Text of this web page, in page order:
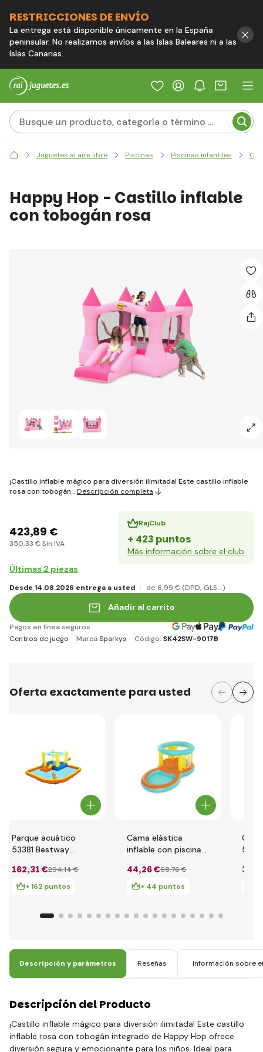
RESTRICCIONES DE ENVÍO
La entrega está disponible únicamente en la España
peninsular. No realizamos envíos a las Islas Baleares ni a las
Islas Canarias.
Juguetes al aire libre Piscinas Piscinas infantiles
Happy Hop - Castillo inflable
con tobogán rosa
¡Castillo inflable mágico para diversión ilimitada! Este castillo inflable
rosa con tobogán… Descripción completa
423,89 €
350,33 € Sin IVA
RajClub
+ 423 puntos
Más información sobre el club
Últimas 2 piezas
Desde 14.08.2026 entrega a usted de 6,99 € (DPD, GLS...)
Añadir al carrito
Pagos en línea seguros
Centros de juego
MarcaSparkys Código: SK42SW-9017B
Oferta exactamente para usted
Parque acuático
53381 Bestway
3.40m x 1.52m
Beach Bounce
162,31 €294,14 €
+ 162 puntos
Cama elástica
inflable con piscina
2.39m x 1.42m x
1.02m
44,26 €68,76 €
+ 44 puntos
34
Descripción y parámetros Reseñas Información sobre
Descripción del Producto
¡Castillo inflable mágico para diversión ilimitada! Este castillo
inflable rosa con tobogán integrado de Happy Hop ofrece
diversión segura y emocionante para los niños. Ideal para